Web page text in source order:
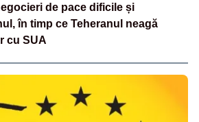
de pace dificile și
în timp ce Teheranul neagă
cu SUA